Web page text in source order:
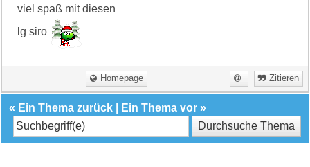
viel spaß mit diesen
lg siro
Homepage Zitieren
« Ein Thema zurück Ein Thema vor »